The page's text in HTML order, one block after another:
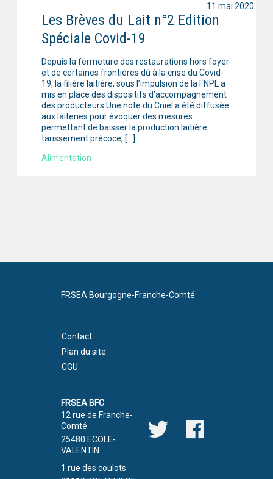
Les Brèves du Lait n°2 Edition
Spéciale Covid-19
Depuis la fermeture des restaurations hors foyer
et de certaines frontières dû à la crise du Covid-
19, la filière laitière, sous l’impulsion de la FNPL a
mis en place des dispositifs d’accompagnement
des producteurs.Une note du Cniel a été diffusée
aux laiteries pour évoquer des mesures
permettant de baisser la production laitière :
tarissement précoce, […]
Alimentation
11 mai 2020
FRSEA Bourgogne-Franche-Comté
Contact
Plan du site
CGU
FRSEA BFC
12 rue de Franche-
Comté
25480 ECOLE-
VALENTIN
1 rue des coulots